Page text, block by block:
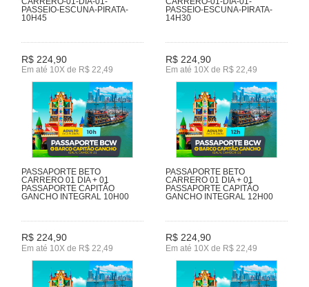
PASSEIO-ESCUNA-PIRATA-
10H45
R$ 224,90
Em até 10X de R$ 22,49
PASSEIO-ESCUNA-PIRATA-
14H30
R$ 224,90
Em até 10X de R$ 22,49
PASSAPORTE BETO
CARRERO 01 DIA + 01
PASSAPORTE CAPITÃO
GANCHO INTEGRAL 10H00
R$ 224,90
Em até 10X de R$ 22,49
PASSAPORTE BETO
CARRERO 01 DIA + 01
PASSAPORTE CAPITÃO
GANCHO INTEGRAL 12H00
R$ 224,90
Em até 10X de R$ 22,49